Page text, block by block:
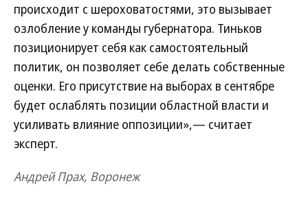
происходит с шероховатостями, это вызывает
озлобление у команды губернатора. Тиньков
позиционирует себя как самостоятельный
политик, он позволяет себе делать собственные
оценки. Его присутствие на выборах в сентябре
будет ослаблять позиции областной власти и
усиливать влияние оппозиции»,— считает
эксперт.
Андрей Прах, Воронеж